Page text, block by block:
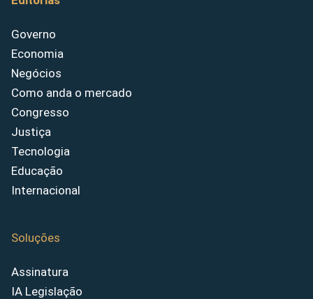
Governo
Economia
Negócios
Como anda o mercado
Congresso
Justiça
Tecnologia
Educação
Internacional
Soluções
Assinatura
IA Legislação